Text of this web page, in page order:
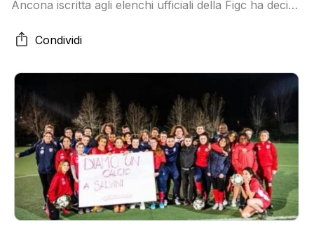
Ancona iscritta agli elenchi ufficiali della Figc ha deciso
famiglia. Prima del fischio d’inizio, i protagonisti della
festa si sono schierati a centrocampo esponendo il
esposto per protestare contro […]
Condividi